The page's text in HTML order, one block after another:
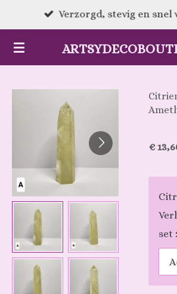
direct
naar
de
Verzorgd, stevig en snel
€
set